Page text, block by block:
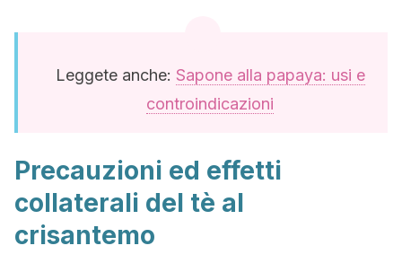
Leggete anche: Sapone alla papaya: usi e
controindicazioni
Precauzioni ed effetti
collaterali del tè al
crisantemo